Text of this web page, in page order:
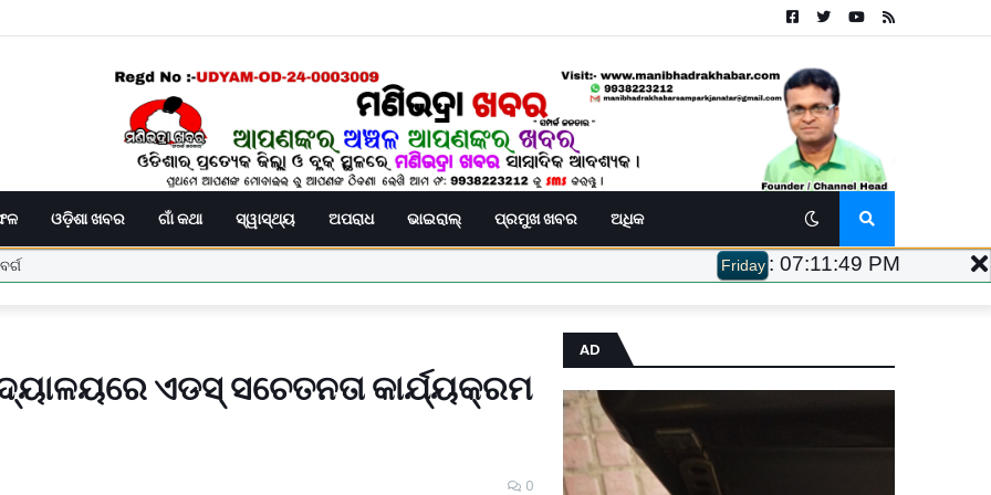
ଓଡ଼ିଶା ଖବର ଗାଁ କଥା ସ୍ୱାସ୍ଥ୍ୟ ଅପରାଧ ଭାଇରାଲ୍ ପ୍ରମୁଖ ଖବର ଅଧିକ
ମାଡ, ବିଭାଗୀୟ ତଦନ୍ତ ଆରମ୍ଭ l
Friday : 07:11:50 PM
ଏଡସ୍ ସଚେତନତା କାର୍ଯ୍ୟକ୍ରମ
0
AD